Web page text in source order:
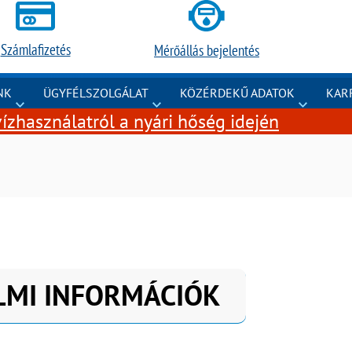
Számlafizetés Mérőállás bejelentés
ÜGYFÉLSZOLGÁLAT KÖZÉRDEKŰ ADATOK
a nyári hőség idején
INFORMÁCIÓK